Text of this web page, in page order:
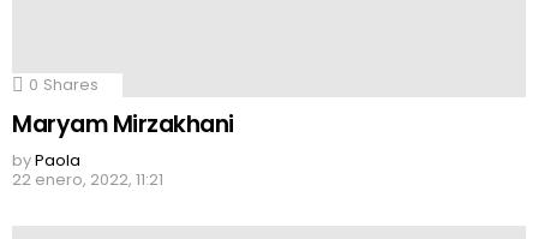
0 Shares
Maryam Mirzakhani
byPaola
22 enero, 2022, 11:21